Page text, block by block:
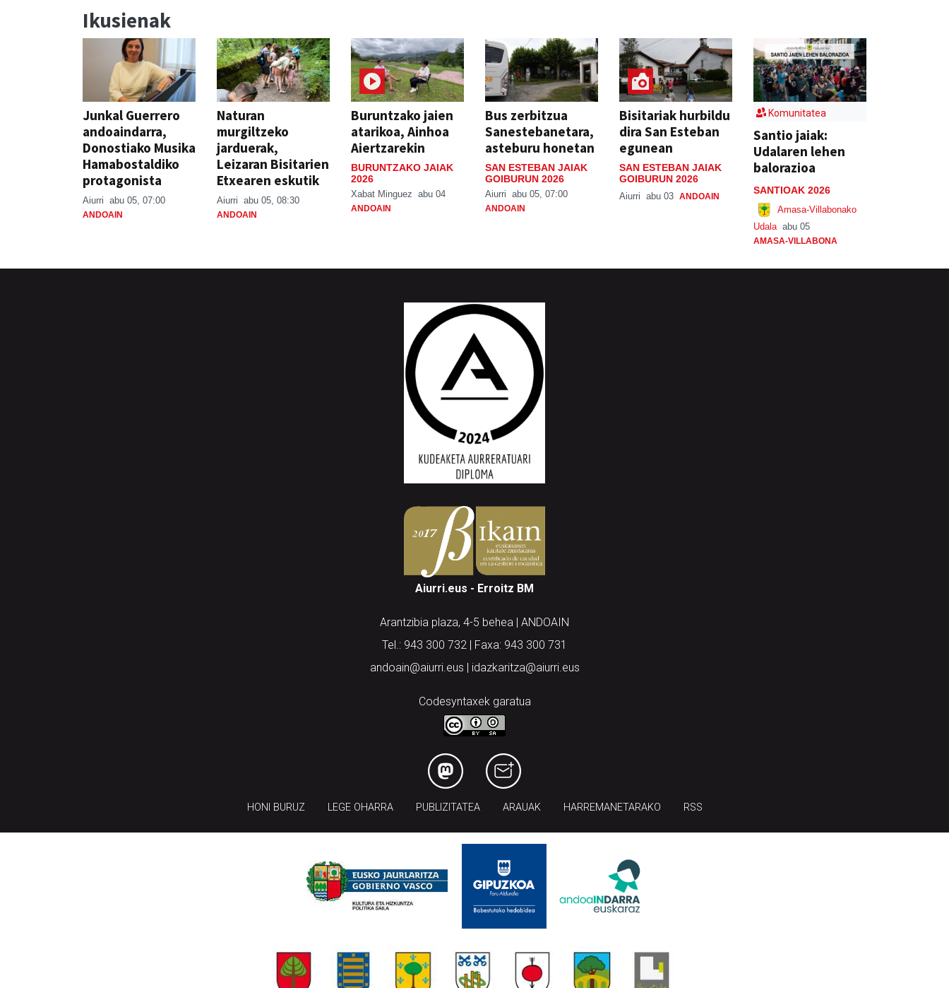
Ikusienak
Junkal Guerrero
andoaindarra,
Donostiako Musika
Hamabostaldiko
protagonista
Aiurri abu 05, 07:00
ANDOAIN
Naturan
murgiltzeko
jarduerak,
Leizaran Bisitarien
Etxearen eskutik
Aiurri abu 05, 08:30
ANDOAIN
Buruntzako jaien
atarikoa, Ainhoa
Aiertzarekin
BURUNTZAKO JAIAK
2026
Xabat Minguez abu 04
ANDOAIN
Bus zerbitzua
Sanestebanetara,
asteburu honetan
SAN ESTEBAN JAIAK
GOIBURUN 2026
Aiurri abu 05, 07:00
ANDOAIN
Bisitariak hurbildu
dira San Esteban
egunean
SAN ESTEBAN JAIAK
GOIBURUN 2026
Aiurri abu 03 ANDOAIN
Komunitatea
Santio jaiak:
Udalaren lehen
balorazioa
SANTIOAK 2026
Amasa-Villabonako
Udala abu 05
AMASA-VILLABONA
Aiurri.eus - Erroitz BM
Arantzibia plaza, 4-5 behea | ANDOAIN
Tel.: 943 300 732 | Faxa: 943 300 731
andoain@aiurri.eus | idazkaritza@aiurri.eus
Codesyntaxek garatua
HONI BURUZ LEGE OHARRA PUBLIZITATEA ARAUAK HARREMANETARAKO RSS